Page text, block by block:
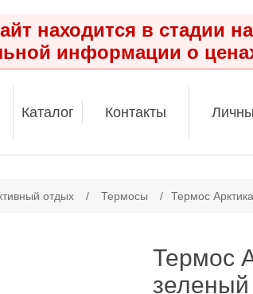
находится в стадии
информации о
Каталог Контакты
отдых / Термосы / Термос
Термос